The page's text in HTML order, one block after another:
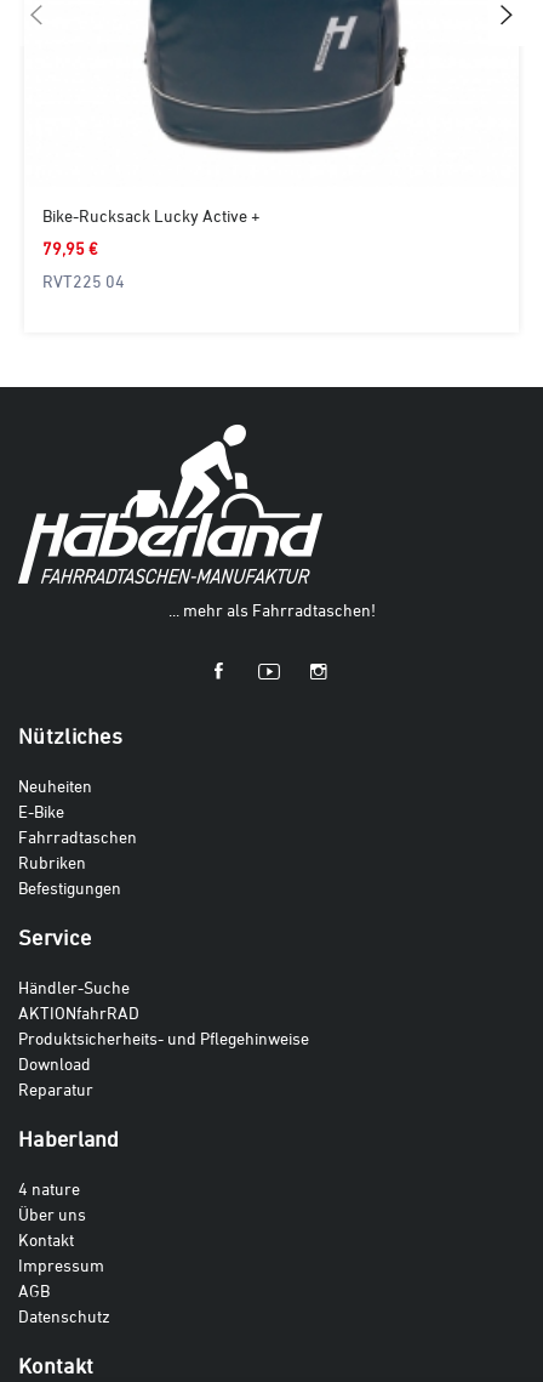
Bike-Rucksack Lucky Active +
79,95 €
RVT225 04
... mehr als Fahrradtaschen!
Nützliches
Neuheiten
E-Bike
Fahrradtaschen
Rubriken
Befestigungen
Service
Händler-Suche
AKTIONfahrRAD
Produktsicherheits- und Pflegehinweise
Download
Reparatur
Haberland
4 nature
Über uns
Kontakt
Impressum
AGB
Datenschutz
Kontakt